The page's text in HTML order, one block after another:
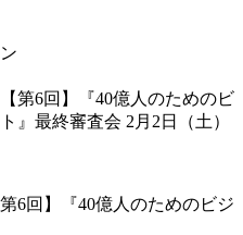
6回】『40億人のためのビジ